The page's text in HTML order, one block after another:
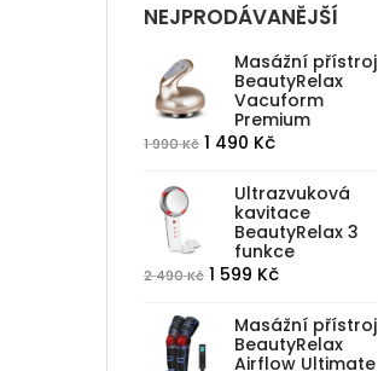
NEJPRODÁVANĚJŠÍ
Masážní přístroj
BeautyRelax
Vacuform
Premium
1 990Kč Původní
byla:
990 Kč.
1 490 KčAktuální
je:
1
490 Kč.
Ultrazvuková
kavitace
BeautyRelax 3
funkce
2 490Kč Původní
byla:
1 599 KčAktuální
je:
1
Masážní přístroj
BeautyRelax
Airflow Ultimate